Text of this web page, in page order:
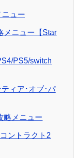
ュー
メニュー【Star
PS5/switch
ィア･オブ･パ
略メニュー
ントラクト2